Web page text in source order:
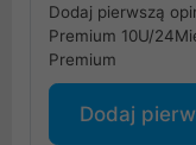
Dodaj pierwszą
Premium 10U/
Premium
Dodaj